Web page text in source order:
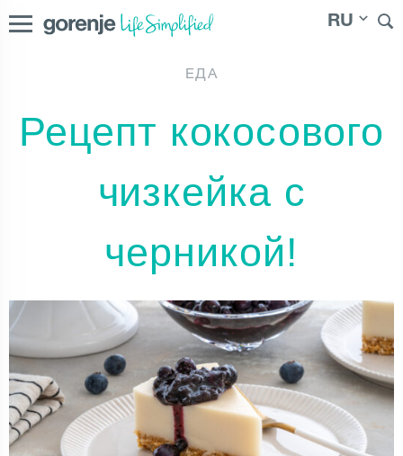
RU
Magyarország|Hrvatska| Россия|България|Северна
ЕДА
Рецепт кокосового
чизкейка с
черникой!